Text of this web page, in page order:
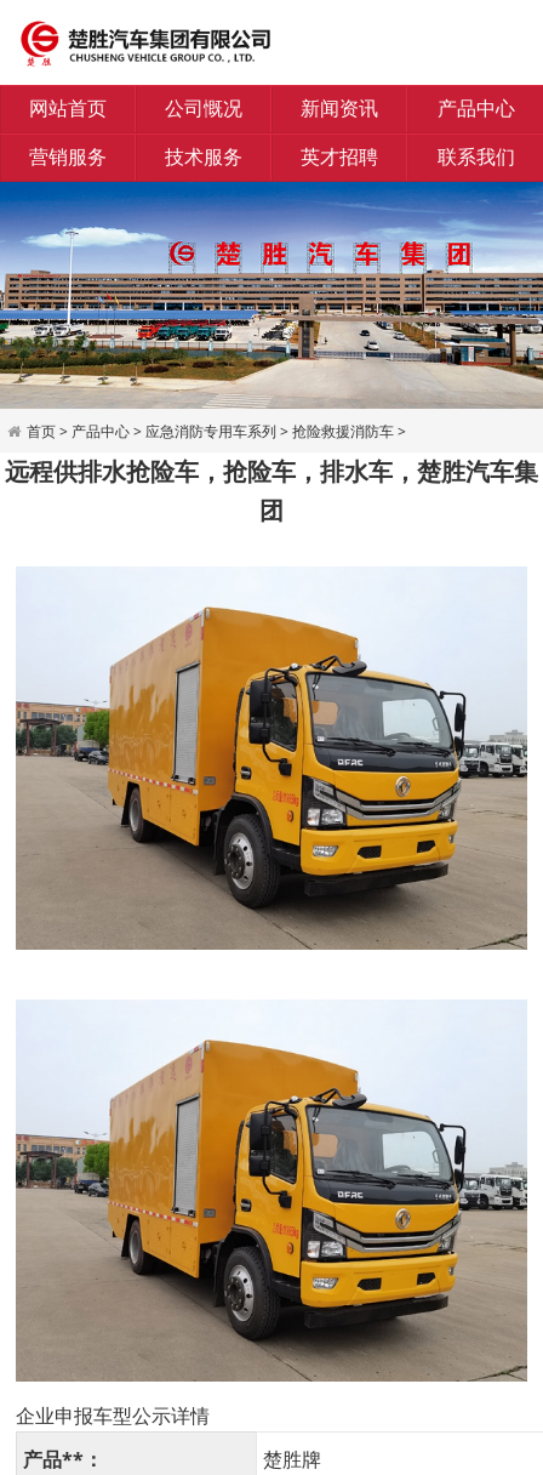
网站首页 公司慨况 新闻资讯
产品中心
营销服务
技术服务 英才招聘 联系我们
首页> 产品中心>应急消防专用车系列>抢险救援消防车>
远程供排水抢险车，抢险车，排水车，楚胜汽车集
团
企业申报车型公示详情
产品**：
楚胜牌